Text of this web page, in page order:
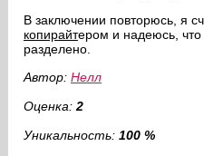
В заключении повторюсь, я
копирайтером и надеюсь,
разделено.
Автор: Нелл
Оценка: 2
Уникальность: 100 %